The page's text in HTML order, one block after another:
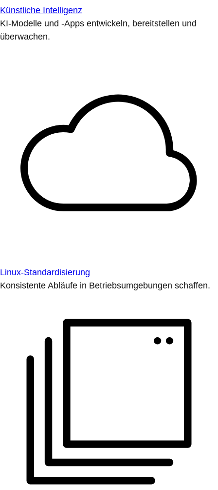
Künstliche Intelligenz
KI-Modelle und -Apps entwickeln, bereitstellen und
überwachen.
Linux-Standardisierung
Konsistente Abläufe in Betriebsumgebungen schaffen.